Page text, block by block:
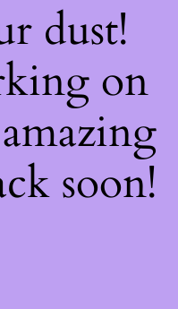
dust!
on
soon!